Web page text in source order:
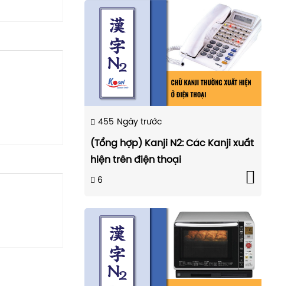
455 Ngày trước
(Tổng hợp) Kanji N2: Các Kanji xuất
hiện trên điện thoại
6